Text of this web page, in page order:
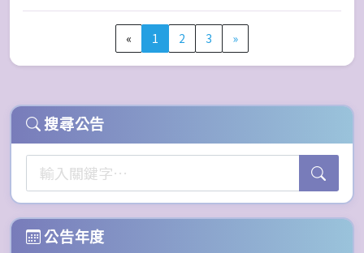
« 1 2 3 »
搜尋公告
公告年度